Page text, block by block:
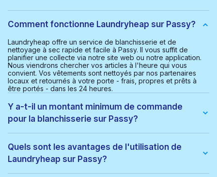
Comment fonctionne Laundryheap sur Passy?
Laundryheap offre un service de blanchisserie et de
nettoyage à sec rapide et facile à Passy. Il vous suffit de
planifier une collecte via notre site web ou notre application.
Nous viendrons chercher vos articles à l'heure qui vous
convient. Vos vêtements sont nettoyés par nos partenaires
locaux et retournés à votre porte - frais, propres et prêts à
être portés - dans les 24 heures.
Y a-t-il un montant minimum de commande
pour la blanchisserie sur Passy?
25,00 €. Cela nous aide à fournir un service efficace et
rentable pour tout le monde.
Quels sont les avantages de l'utilisation de
Laundryheap sur Passy?